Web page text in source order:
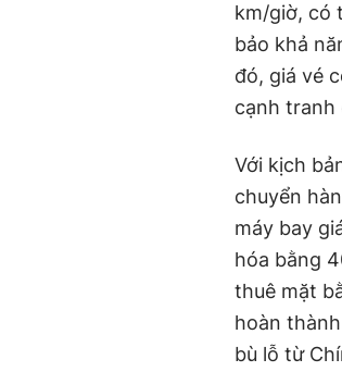
km/giờ, có
bảo khả
đó, giá vé
cạnh tranh
Với kịch
chuyển
máy bay
hóa bằng
thuê mặt
hoàn
bù lỗ từ